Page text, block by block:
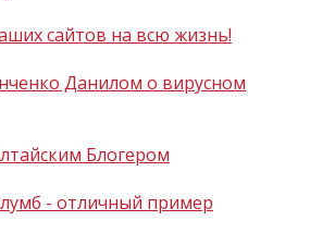
сайтов на всю жизнь!
Данилом о вирусном
Блогером
- отличный пример